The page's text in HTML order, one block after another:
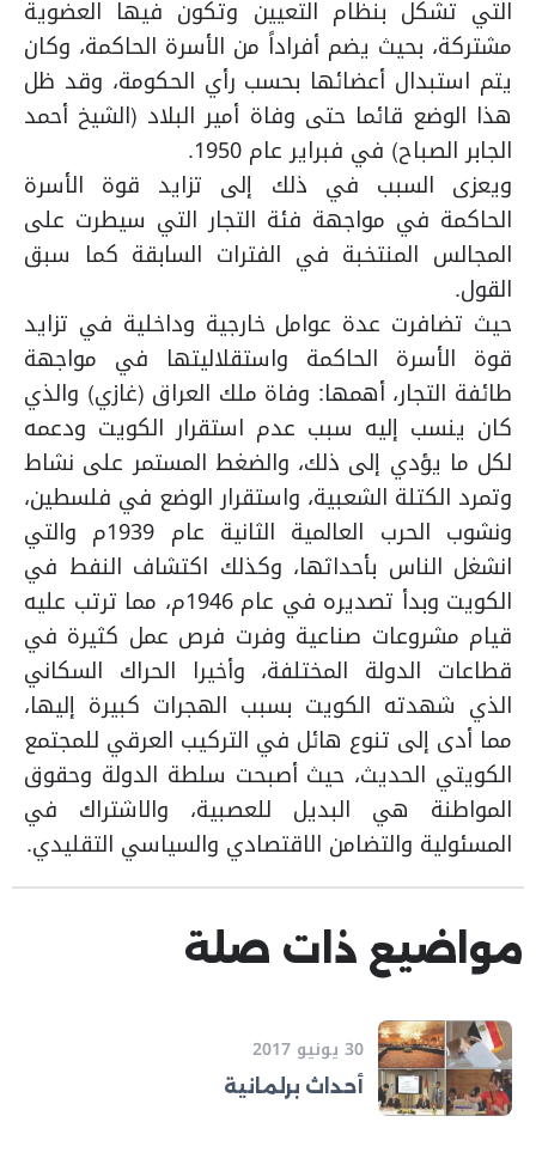
التي تشكل بنظام التعيين وتكون فيها العضوية
مشتركة، بحيث يضم أفراداً من الأسرة الحاكمة، وكان
يتم استبدال أعضائها بحسب رأي الحكومة، وقد ظل
هذا الوضع قائما حتى وفاة أمير البلاد (الشيخ أحمد
الجابر الصباح) في فبراير عام 1950.
ويعزى السبب في ذلك إلى تزايد قوة الأسرة
الحاكمة في مواجهة فئة التجار التي سيطرت على
المجالس المنتخبة في الفترات السابقة كما سبق
القول.
حيث تضافرت عدة عوامل خارجية وداخلية في تزايد
قوة الأسرة الحاكمة واستقلاليتها في مواجهة
طائفة التجار، أهمها: وفاة ملك العراق (غازي) والذي
كان ينسب إليه سبب عدم استقرار الكويت ودعمه
لكل ما يؤدي إلى ذلك، والضغط المستمر على نشاط
وتمرد الكتلة الشعبية، واستقرار الوضع في فلسطين،
ونشوب الحرب العالمية الثانية عام 1939م والتي
انشغل الناس بأحداثها، وكذلك اكتشاف النفط في
الكويت وبدأ تصديره في عام 1946م، مما ترتب عليه
قيام مشروعات صناعية وفرت فرص عمل كثيرة في
قطاعات الدولة المختلفة، وأخيرا الحراك السكاني
الذي شهدته الكويت بسبب الهجرات كبيرة إليها،
مما أدى إلى تنوع هائل في التركيب العرقي للمجتمع
الكويتي الحديث، حيث أصبحت سلطة الدولة وحقوق
المواطنة هي البديل للعصبية، والاشتراك في
المسئولية والتضامن الاقتصادي والسياسي التقليدي.
مواضيع ذات صلة
30 يونيو 2017
أحداث برلمانية